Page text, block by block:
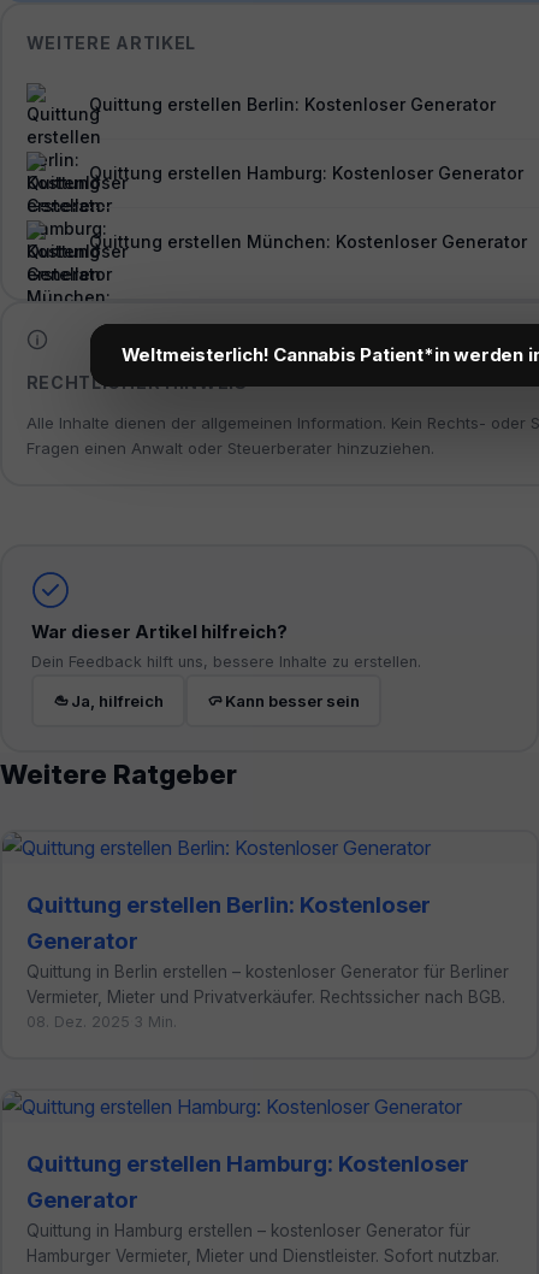
WEITERE ARTIKEL
Quittung erstellen Berlin: Kostenloser Generator
Quittung erstellen Hamburg: Kostenloser Generator
Quittung erstellen München: Kostenloser Generator
RECHTLICHER HINWEIS
Alle Inhalte dienen der allgemeinen Information. Kein Rechts- oder
Fragen einen Anwalt oder Steuerberater hinzuziehen.
War dieser Artikel hilfreich?
Dein Feedback hilft uns, bessere Inhalte zu erstellen.
Ja, hilfreich Kann besser sein
Weitere Ratgeber
Quittung erstellen Berlin: Kostenloser
Generator
Quittung in Berlin erstellen – kostenloser Generator für Berliner
Vermieter, Mieter und Privatverkäufer. Rechtssicher nach BGB.
08. Dez. 2025 3 Min.
Quittung erstellen Hamburg: Kostenloser
Generator
Quittung in Hamburg erstellen – kostenloser Generator für
Hamburger Vermieter, Mieter und Dienstleister. Sofort nutzbar.
Weltmeisterlich! Cannabis Patient*in werden